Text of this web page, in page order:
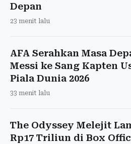
Depan
23 menit lalu
AFA Serahkan Masa
Messi ke Sang Kapten
Piala Dunia 2026
33 menit lalu
The Odyssey Melejit
Rp17 Triliun di Box